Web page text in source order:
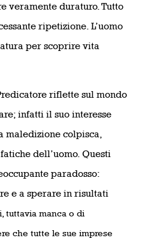
veramente duraturo. Tutto
ripetizione. L’uomo
per scoprire vita
riflette sul mondo
infatti il suo interesse
maledizione colpisca,
dell’uomo. Questi
paradosso:
e a sperare in risultati
tuttavia manca o di
che tutte le sue imprese